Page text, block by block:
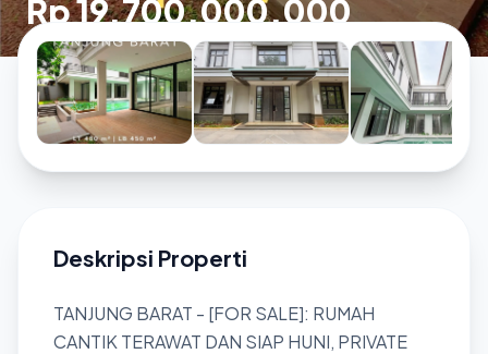
Rp 19.700.000.000
Deskripsi Properti
TANJUNG BARAT - [FOR SALE]: RUMAH
CANTIK TERAWAT DAN SIAP HUNI, PRIVATE